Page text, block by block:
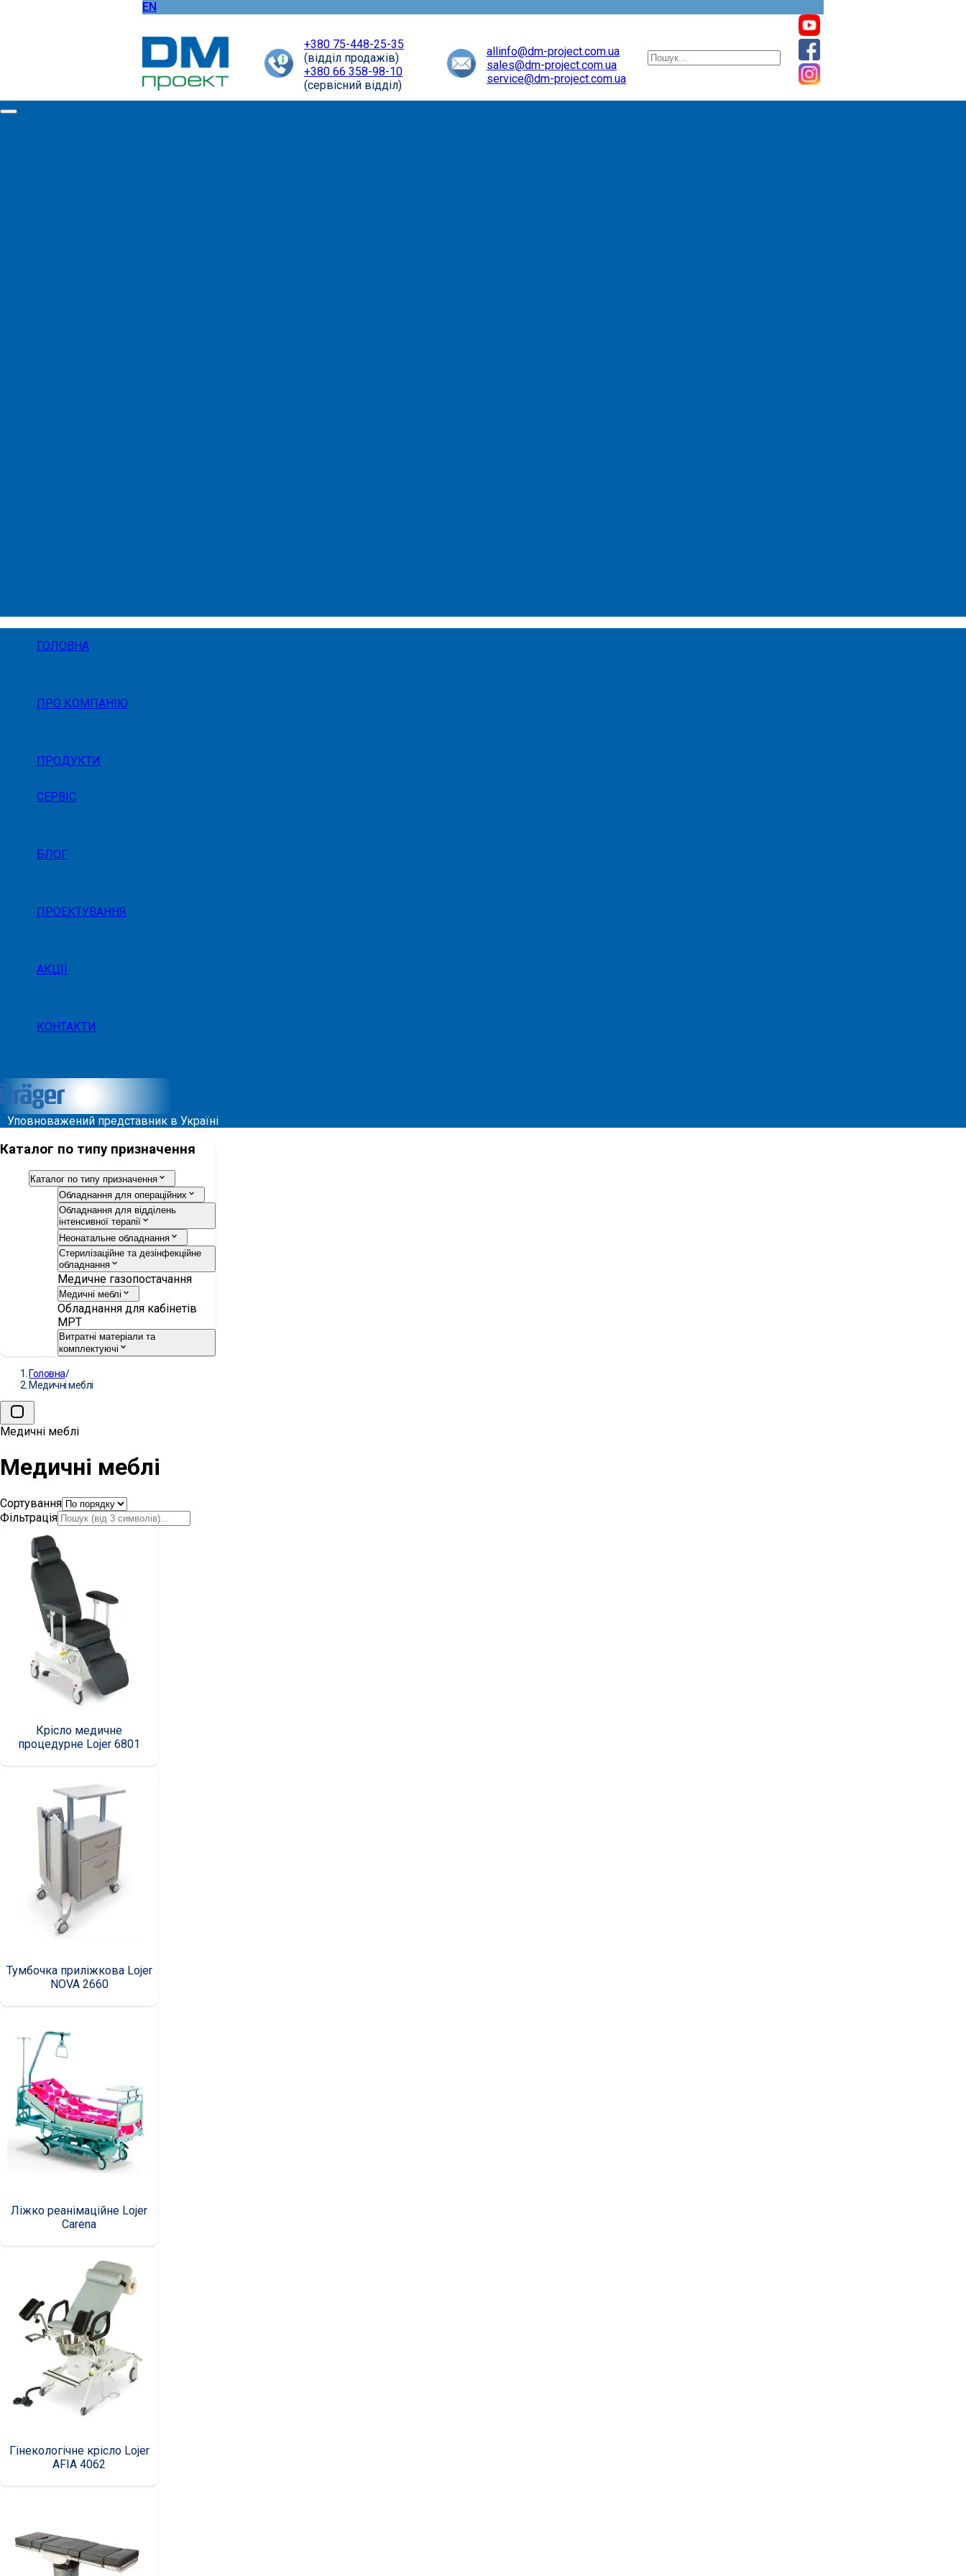
EN
+380 75-448-25-35
(відділ продажів)
+380 66 358-98-10
(cервісний відділ)
allinfo@dm-project.com.ua
sales@dm-project.com.ua
service@dm-project.com.ua
ГОЛОВНА
ПРО КОМПАНІЮ
ПРОДУКТИ
СЕРВІС
БЛОГ
ПРОЕКТУВАННЯ
АКЦІЇ
КОНТАКТИ
Уповноважений представник в Україні
Каталог по типу призначення
Каталог по типу призначення
Обладнання для операційних
Обладнання для відділень
інтенсивної терапії
Неонатальне обладнання
Стерилізаційне та дезінфекційне
обладнання
Медичне газопостачання
Медичні меблі
Обладнання для кабінетів
МРТ
Витратні матеріали та
комплектуючі
Головна/
Медичні меблі
Медичні меблі
Медичні меблі
Сортування
Фільтрація
Крісло медичне
процедурне Lojer 6801
Тумбочка приліжкова Lojer
NOVA 2660
Ліжко реанімаційне Lojer
Carena
Гінекологічне крісло Lojer
AFIA 4062